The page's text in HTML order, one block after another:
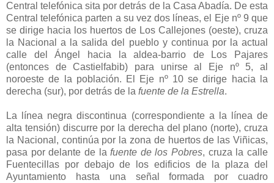
Central telefónica sita por detrás de la Casa Abadía. De esta
Central telefónica parten a su vez dos líneas, el Eje nº 9 que
se dirige hacia los huertos de Los Callejones (oeste), cruza
la Nacional a la salida del pueblo y continua por la actual
calle del Ángel hacia la aldea-barrio de Los Pajares
(entonces de Castielfabib) para unirse al Eje nº 5, al
noroeste de la población. El Eje nº 10 se dirige hacia la
derecha (sur), por detrás de la fuente de la Estrella.
La línea negra discontinua (correspondiente a la línea de
alta tensión) discurre por la derecha del plano (norte), cruza
la Nacional, continúa por la zona de huertos de las Viñicas,
pasa por delante de lafuente de los Pobres, cruza la calle
Fuentecillas por debajo de los edificios de la plaza del
Ayuntamiento hasta una señal formada por cuadro